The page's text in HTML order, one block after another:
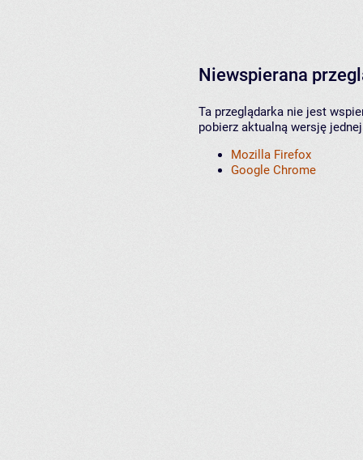
Niewspierana
Ta przeglądarka nie jest
pobierz aktualną wersję
Mozilla Firefox
Google Chrome